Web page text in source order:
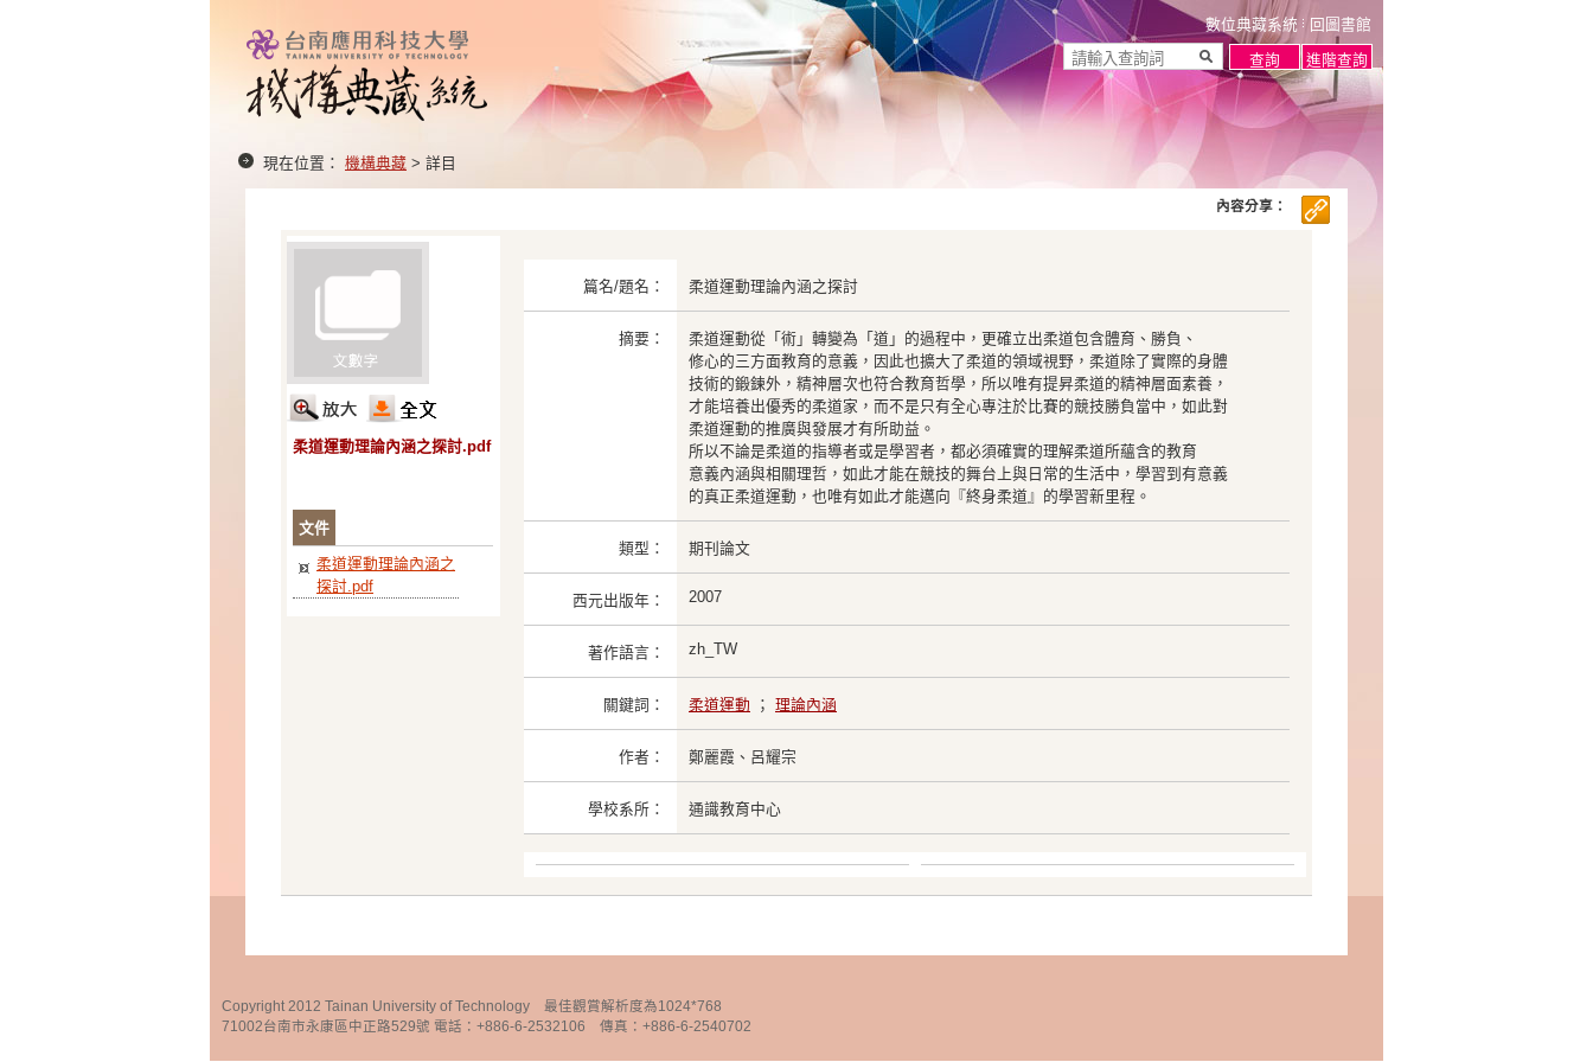
數位典藏系統 回圖書館
現在位置： 機構典藏 > 詳目
柔道運動理論內涵之探討.pdf
文件
柔道運動理論內涵之
探討.pdf
篇名/題名： 柔道運動理論內涵之探討
摘要：
柔道運動從「術」轉變為「道」的過程中，更確立出柔道包含體育、勝負、
修心的三方面教育的意義，因此也擴大了柔道的領域視野，柔道除了實際的身體
技術的鍛鍊外，精神層次也符合教育哲學，所以唯有提昇柔道的精神層面素養，
才能培養出優秀的柔道家，而不是只有全心專注於比賽的競技勝負當中，如此對
柔道運動的推廣與發展才有所助益。
所以不論是柔道的指導者或是學習者，都必須確實的理解柔道所蘊含的教育
意義內涵與相關理哲，如此才能在競技的舞台上與日常的生活中，學習到有意義
的真正柔道運動，也唯有如此才能邁向『終身柔道』的學習新里程。
類型： 期刊論文
西元出版年： 2007
著作語言： zh_TW
關鍵詞： 柔道運動 ； 理論內涵
作者： 鄭麗霞、呂耀宗
學校系所： 通識教育中心
內容分享：
Copyright 2012 Tainan University of Technology 最佳觀賞解析度為1024*768
71002台南市永康區中正路529號 電話：+886-6-2532106 傳真：+886-6-2540702